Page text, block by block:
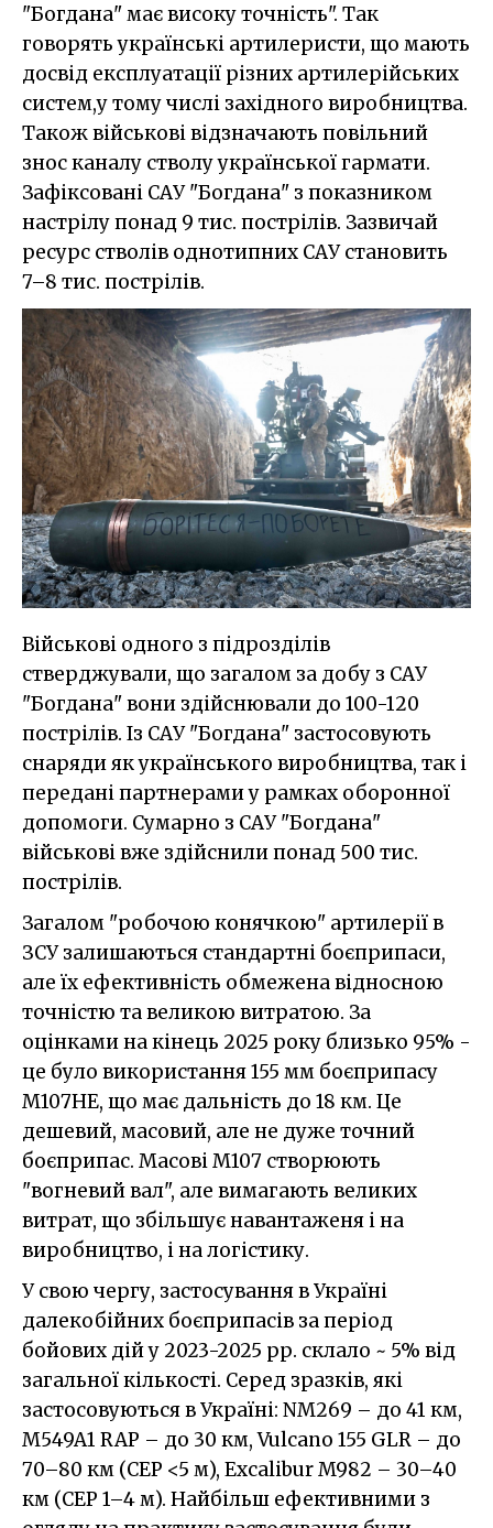
"Богдана" має високу точність". Так
говорять українські артилеристи, що мають
досвід експлуатації різних артилерійських
систем,у тому числі західного виробництва.
Також військові відзначають повільний
знос каналу стволу української гармати.
Зафіксовані САУ "Богдана" з показником
настрілу понад 9 тис. пострілів. Зазвичай
ресурс стволів однотипних САУ становить
7–8 тис. пострілів.
Військові одного з підрозділів
стверджували, що загалом за добу з САУ
"Богдана" вони здійснювали до 100-120
пострілів. Із САУ "Богдана" застосовують
снаряди як українського виробництва, так і
передані партнерами у рамках оборонної
допомоги. Сумарно з САУ "Богдана"
військові вже здійснили понад 500 тис.
пострілів.
Загалом "робочою конячкою" артилерії в
ЗСУ залишаються стандартні боєприпаси,
але їх ефективність обмежена відносною
точністю та великою витратою. За
оцінками на кінець 2025 року близько 95% -
це було використання 155 мм боєприпасу
M107HE, що має дальність до 18 км. Це
дешевий, масовий, але не дуже точний
боєприпас. Масові M107 створюють
"вогневий вал", але вимагають великих
витрат, що збільшує навантаженя і на
виробництво, і на логістику.
У свою чергу, застосування в Україні
далекобійних боєприпасів за період
бойових дій у 2023-2025 рр. склало ~ 5% від
загальної кількості. Серед зразків, які
застосовуються в Україні: NM269 – до 41 км,
M549A1 RAP – до 30 км, Vulcano 155 GLR – до
70–80 км (CEP <5 м), Excalibur M982 – 30–40
км (CEP 1–4 м). Найбільш ефективними з